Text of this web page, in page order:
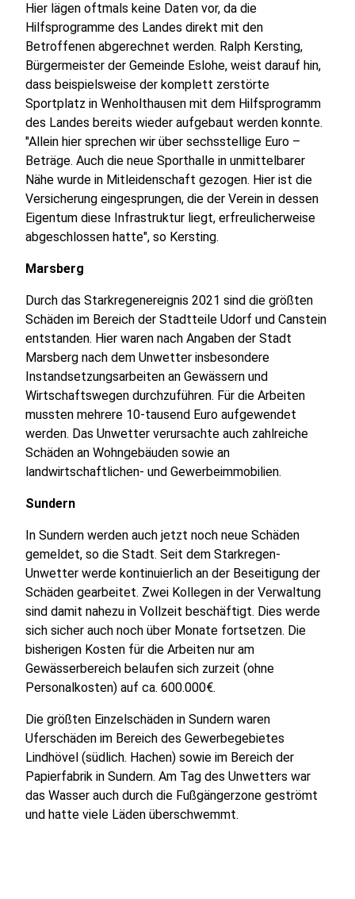
Hier lägen oftmals keine Daten vor, da die
Hilfsprogramme des Landes direkt mit den
Betroffenen abgerechnet werden. Ralph Kersting,
Bürgermeister der Gemeinde Eslohe, weist darauf hin,
dass beispielsweise der komplett zerstörte
Sportplatz in Wenholthausen mit dem Hilfsprogramm
des Landes bereits wieder aufgebaut werden konnte.
"Allein hier sprechen wir über sechsstellige Euro –
Beträge. Auch die neue Sporthalle in unmittelbarer
Nähe wurde in Mitleidenschaft gezogen. Hier ist die
Versicherung eingesprungen, die der Verein in dessen
Eigentum diese Infrastruktur liegt, erfreulicherweise
abgeschlossen hatte", so Kersting.
Marsberg
Durch das Starkregenereignis 2021 sind die größten
Schäden im Bereich der Stadtteile Udorf und Canstein
entstanden. Hier waren nach Angaben der Stadt
Marsberg nach dem Unwetter insbesondere
Instandsetzungsarbeiten an Gewässern und
Wirtschaftswegen durchzuführen. Für die Arbeiten
mussten mehrere 10-tausend Euro aufgewendet
werden. Das Unwetter verursachte auch zahlreiche
Schäden an Wohngebäuden sowie an
landwirtschaftlichen- und Gewerbeimmobilien.
Sundern
In Sundern werden auch jetzt noch neue Schäden
gemeldet, so die Stadt. Seit dem Starkregen-
Unwetter werde kontinuierlich an der Beseitigung der
Schäden gearbeitet. Zwei Kollegen in der Verwaltung
sind damit nahezu in Vollzeit beschäftigt. Dies werde
sich sicher auch noch über Monate fortsetzen. Die
bisherigen Kosten für die Arbeiten nur am
Gewässerbereich belaufen sich zurzeit (ohne
Personalkosten) auf ca. 600.000€.
Die größten Einzelschäden in Sundern waren
Uferschäden im Bereich des Gewerbegebietes
Lindhövel (südlich. Hachen) sowie im Bereich der
Papierfabrik in Sundern. Am Tag des Unwetters war
das Wasser auch durch die Fußgängerzone geströmt
und hatte viele Läden überschwemmt.